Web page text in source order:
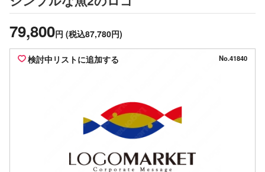
79,800円 (税込87,780円)
検討中リストに追加する No.41840